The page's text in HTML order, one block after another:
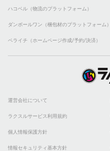
ハコベル（物流のプラットフォーム）
ダンボールワン（梱包材のプラットフォーム）
ペライチ（ホームページ作成/予約/決済）
運営会社について
ラクスルサービス利用規約
個人情報保護方針
情報セキュリティ基本方針